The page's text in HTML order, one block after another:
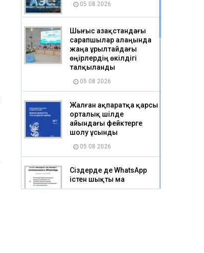
05 08 2026
Шығыс Қазақстандағы
сарапшылар алаңында
жаңа Құрылтайдағы
өңірлердің өкілдігі
талқыланды
05 08 2026
Жалған ақпаратқа қарсы
орталық шілде
айындағы фейктерге
шолу ұсынды
05 08 2026
Сіздерде де WhatsApp
істен шықты ма